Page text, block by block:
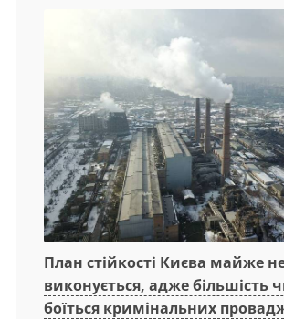
План стійкості Києва майже
виконується, адже більшість
боїться кримінальних